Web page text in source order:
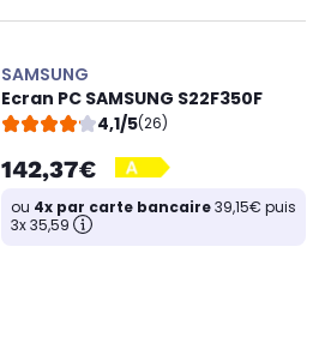
SAMSUNG
Ecran PC SAMSUNG S22F350F
4,1/5(26)
142,37€
ou 4x par carte bancaire39,15€ puis
3x 35,59